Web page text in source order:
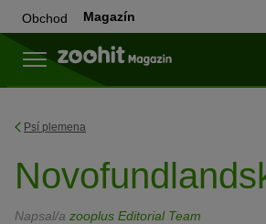
Obchod Magazín
Psí plemena
Napsal/a zooplus Editorial Team